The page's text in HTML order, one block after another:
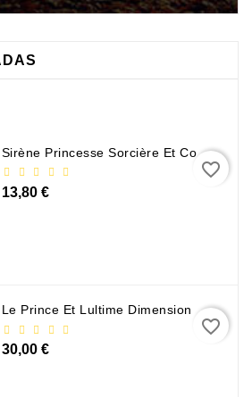
Sirène Princesse Sorcière Et Compagnie
13,80 €
favorite_border
Le Prince Et Lultime Dimension
30,00 €
favorite_border